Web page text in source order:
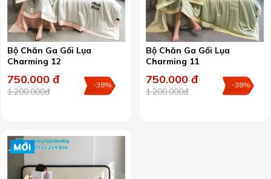
Bộ Chăn Ga Gối Lụa
Charming 12
750.000 đ
1.200.000đ
-38%
Bộ Chăn Ga Gối Lụa
Charming 11
750.000 đ
1.200.000đ
-38%